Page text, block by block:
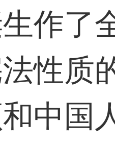
作了
性质
中国